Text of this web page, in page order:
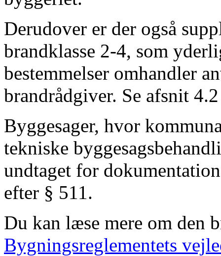
Derudover er der også
brandklasse 2-4, som
bestemmelser omhandler
brandrådgiver. Se afsnit
Byggesager, hvor
tekniske
undtaget for
efter § 511.
Du kan læse mere om den
Bygningsreglementets